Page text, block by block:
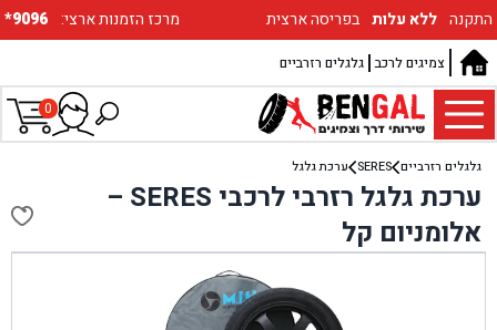
*9096 :מרכז הזמנות ארצי התקנה ללא עלות בפריסה ארצית
גלגלים רזרביים צמיגים לרכב
0
גלגלים רזרביים SERES ערכת גלגל
ערכת גלגל רזרבי לרכבי SERES –
אלומניום קל